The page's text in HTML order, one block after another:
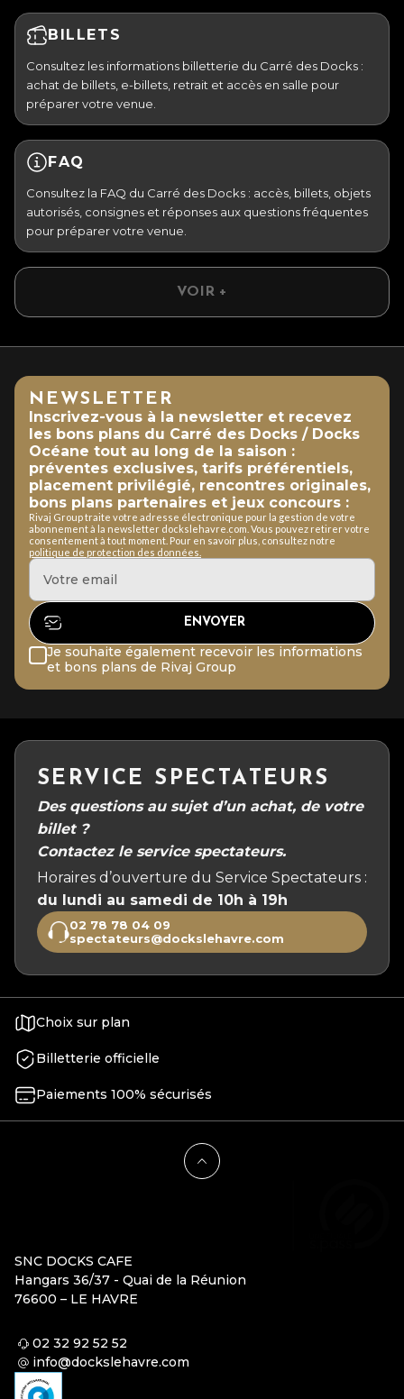
BILLETS
Consultez les informations billetterie du Carré des Docks :
achat de billets, e-billets, retrait et accès en salle pour
préparer votre venue.
FAQ
Consultez la FAQ du Carré des Docks : accès, billets, objets
autorisés, consignes et réponses aux questions fréquentes
pour préparer votre venue.
VOIR +
NEWSLETTER
Inscrivez-vous à la newsletter et recevez
les bons plans du Carré des Docks / Docks
Océane tout au long de la saison :
préventes exclusives, tarifs préférentiels,
placement privilégié, rencontres originales,
bons plans partenaires et jeux concours :
Rivaj Group traite votre adresse électronique pour la gestion de votre
abonnement à la newsletter dockslehavre.com. Vous pouvez retirer votre
consentement à tout moment. Pour en savoir plus, consultez notre
politique de protection des données.
Je souhaite également recevoir les informations
et bons plans de Rivaj Group
SERVICE SPECTATEURS
Des questions au sujet d’un achat, de votre
billet ?
Contactez le service spectateurs.
Horaires d’ouverture du Service Spectateurs :
du lundi au samedi de 10h à 19h
02 78 78 04 09
spectateurs@dockslehavre.com
Choix sur plan
Billetterie officielle
Paiements 100% sécurisés
SNC DOCKS CAFE
Hangars 36/37 - Quai de la Réunion
76600 – LE HAVRE
02 32 92 52 52
info@dockslehavre.com